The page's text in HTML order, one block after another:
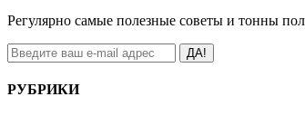
Регулярно самые полезные советы и тонны
ДА!
РУБРИКИ